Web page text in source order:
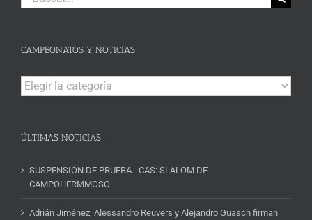
CAMPEONATOS Y NOTICIAS
Campeonatos
y
ÚLTIMAS NOTICIAS
SUSPENSIÓN DE PRUEBA.- CAS: SLALOM DE
CAMPOHERMMOSO
Adrián Jiménez, Alessandro Reuvers y Alejandro Guasch firman